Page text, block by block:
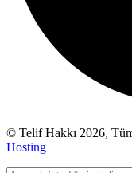
© Telif Hakkı 2026,
Hosting